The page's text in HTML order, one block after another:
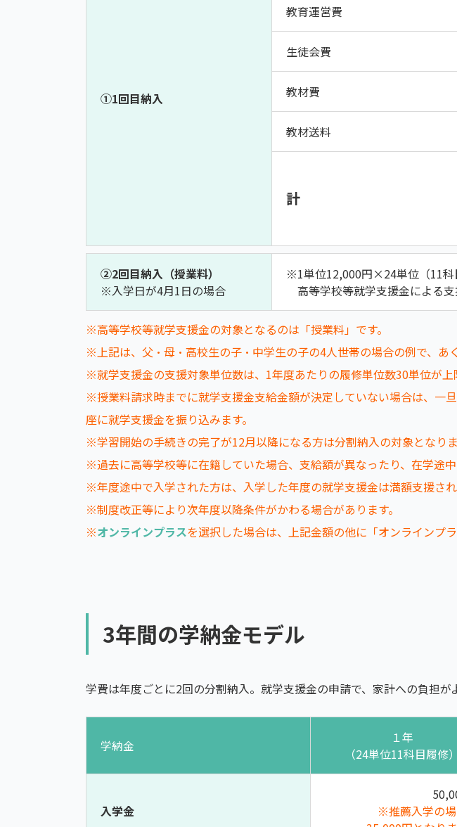
➀1回目納入
教育運営費
生徒会費
教材費
教材送料
計
➁2回目納入（授業料）
※入学日が4月1日の場合
※1単位12,000円×24単位（11科
高等学校等就学支援金による
※高等学校等就学支援金の対象となるのは「授業料」です。
※上記は、父・母・高校生の子・中学生の子の4人世帯の場合の例で、あ
※就学支援金の支援対象単位数は、1年度あたりの履修単位数30単位が上
※授業料請求時までに就学支援金支給金額が決定していない場合は、一
座に就学支援金を振り込みます。
※学習開始の手続きの完了が12月以降になる方は分割納入の対象となりま
※過去に高等学校等に在籍していた場合、支給額が異なったり、在学途中
※年度途中で入学された方は、入学した年度の就学支援金は満額支援され
※制度改正等により次年度以降条件がかわる場合があります。
※オンラインプラスを選択した場合は、上記金額の他に「オンラインプ
3年間の学納金モデル
学費は年度ごとに2回の分割納入。就学支援金の申請で、家計への負担が
学納金
１年
（24単位11科目履修）
入学金
※推薦入学の